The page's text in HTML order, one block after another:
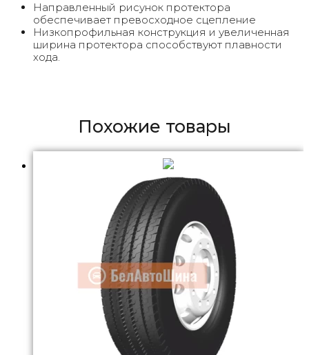
Направленный рисунок протектора
обеспечивает превосходное сцепление
Низкопрофильная конструкция и увеличенная
ширина протектора способствуют плавности
хода.
Похожие товары